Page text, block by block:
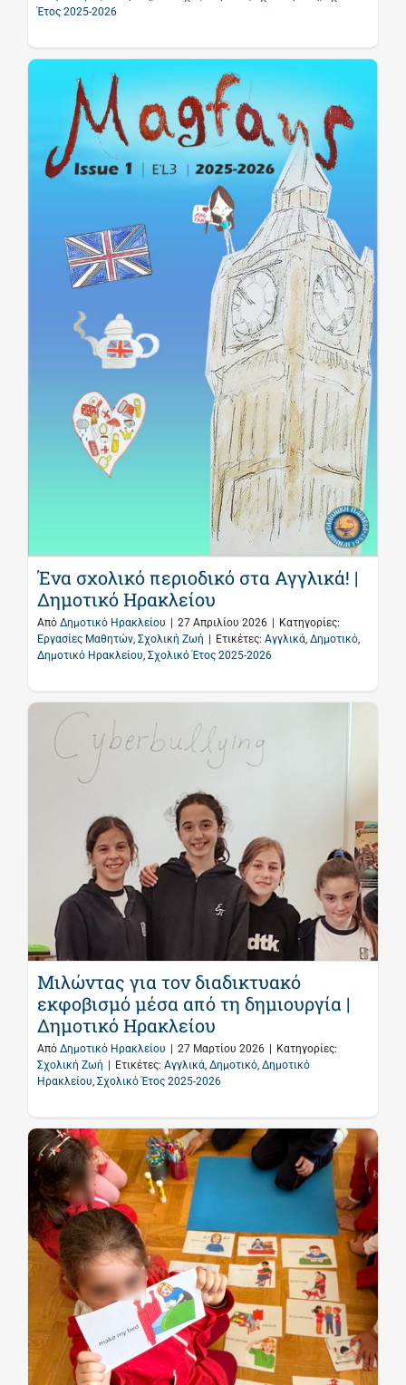
Έτος 2025-2026
Ένα σχολικό περιοδικό στα Αγγλικά! |
Δημοτικό Ηρακλείου
Από Δημοτικό Ηρακλείου | 27 Απριλίου 2026 | Κατηγορίες:
Εργασίες Μαθητών Σχολική Ζωή | Ετικέτες: Αγγλικά Δημοτικό
Δημοτικό Ηρακλείου Σχολικό Έτος 2025-2026
Μιλώντας για τον διαδικτυακό
εκφοβισμό μέσα από τη δημιουργία |
Δημοτικό Ηρακλείου
Από Δημοτικό Ηρακλείου | 27 Μαρτίου 2026 | Κατηγορίες:
Σχολική Ζωή | Ετικέτες: Αγγλικά Δημοτικό Δημοτικό
Ηρακλείου Σχολικό Έτος 2025-2026